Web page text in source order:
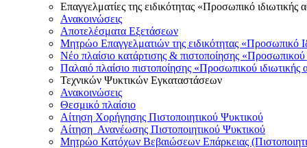
Επαγγελματίες της ειδικότητας «Προσωπικό ιδιωτικής
Ανακοινώσεις
Αποτελέσματα Εξετάσεων
Μητρώο Επαγγελματιών της ειδικότητας «Προσωπικό
Νέο πλαίσιο κατάρτισης & πιστοποίησης «Προσωπικού
Παλαιό πλαίσιο πιστοποίησης «Προσωπικού
Τεχνικών Ψυκτικών Εγκαταστάσεων
Ανακοινώσεις
Θεσμικό πλαίσιο
Αίτηση Χορήγησης Πιστοποιητικού Ψυκτικού
Αίτηση Ανανέωσης Πιστοποιητικού Ψυκτικού
Μητρώο Κατόχων Βεβαιώσεων Επάρκειας